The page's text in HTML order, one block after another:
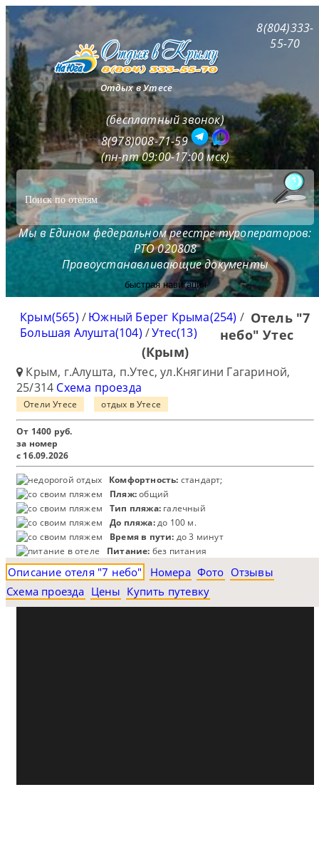
Отдых в Утесе
8(804)333-
55-70
(бесплатный звонок)
8(978)008-71-59
(пн-пт 09:00-17:00 мск)
Мы в Едином федеральном реестре туроператоров:
РТО 020808
Правоустанавливающие документы
быстрая навигация
Крым(565) /Южный Берег Крыма(254) /
Большая Алушта(104) /Утес(13)
Отель "7
небо" Утес
(Крым)
Крым, г.Алушта, п.Утес, ул.Княгини Гагариной,
25/314 Схема проезда
Отели Утесе отдых в Утесе
От 1400 руб.
за номер
с 16.09.2026
Комфортность: стандарт;
Пляж:общий
Тип пляжа: галечный
До пляжа:до 100 м.
Время в пути: до 3 минут
Питание: без питания
Описание отеля "7 небо" Номера Фото Отзывы
Схема проезда Цены Купить путевку